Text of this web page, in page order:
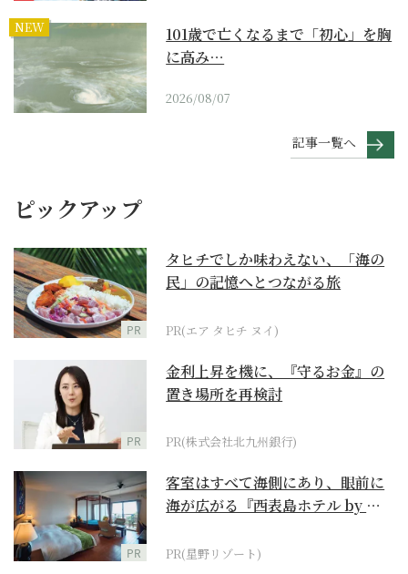
NEW
101歳で亡くなるまで「初心」を胸
に高み…
2026/08/07
記事一覧へ
ピックアップ
PR
タヒチでしか味わえない、「海の
民」の記憶へとつながる旅
PR(エア タヒチ ヌイ)
PR
金利上昇を機に、『守るお金』の
置き場所を再検討
PR(株式会社北九州銀行)
PR
客室はすべて海側にあり、眼前に
海が広がる『西表島ホテル by 星
PR(星野リゾート)